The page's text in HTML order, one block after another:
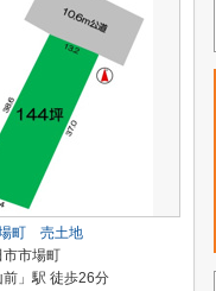
町 売土地
市市場町
前」駅 徒歩26分